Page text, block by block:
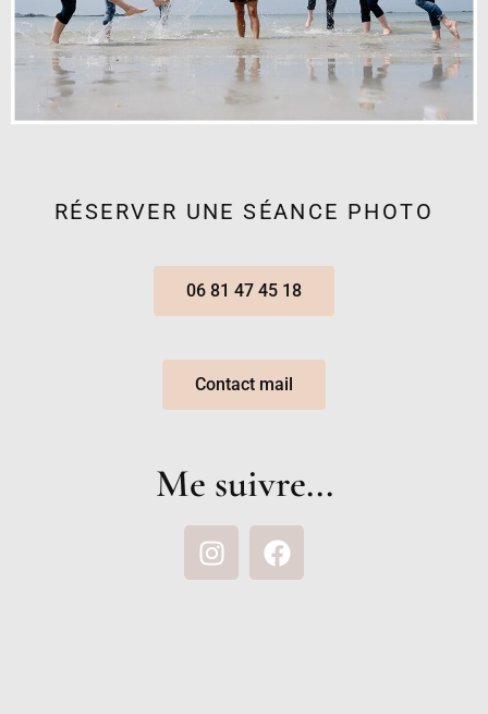
RÉSERVER UNE SÉANCE PHOTO
06 81 47 45 18
Contact mail
Me suivre...